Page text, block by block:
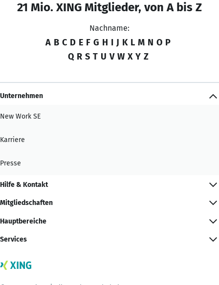
21 Mio. XING Mitglieder, von A bis Z
Nachname:
A B C D E F G H I J K L M N O P
Q R S T U V W X Y Z
Unternehmen
New Work SE
Karriere
Presse
Hilfe & Kontakt
Mitgliedschaften
Hauptbereiche
Services